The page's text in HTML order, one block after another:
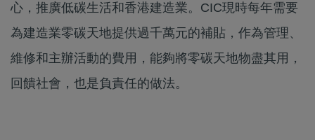
心，推廣低碳生活和香港建造業。CIC現時每年需要
為建造業零碳天地提供過千萬元的補貼，作為管理、
維修和主辦活動的費用，能夠將零碳天地物盡其用，
回饋社會，也是負責任的做法。